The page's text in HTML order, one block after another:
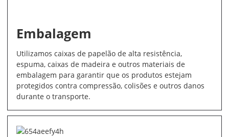
Embalagem
Utilizamos caixas de papelão de alta resistência,
espuma, caixas de madeira e outros materiais de
embalagem para garantir que os produtos estejam
protegidos contra compressão, colisões e outros danos
durante o transporte.